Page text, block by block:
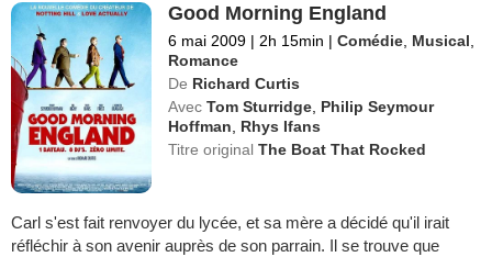
Good Morning England
6 mai 2009 | 2h 15min | Comédie Musical
Romance
De Richard Curtis
Avec Tom Sturridge Philip Seymour
Hoffman
Rhys Ifans
Titre originalThe Boat That Rocked
Carl s'est fait renvoyer du lycée, et sa mère a décidé qu'il irait
réfléchir à son avenir auprès de son parrain. Il se trouve que